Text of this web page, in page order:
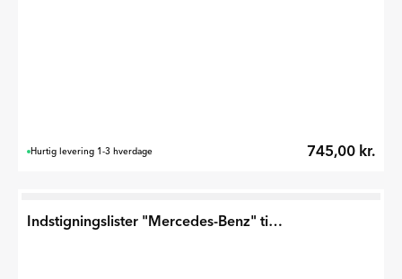
Hurtig levering 1-3 hverdage 745,00 kr.
Indstigningslister "Mercedes-Benz" til GLC 2026